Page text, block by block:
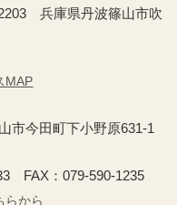
兵庫県丹波篠山市吹
MAP
市今田町下小野原631-1
FAX：079-590-1235
らから